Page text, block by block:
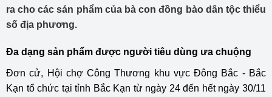
ra cho các sản phẩm của bà con đồng bào dân tộc thiểu
số địa phương.
Đa dạng sản phẩm được người tiêu dùng ưa chuộng
Đơn cử, Hội chợ Công Thương khu vực Đông Bắc - Bắc
Kạn tổ chức tại tỉnh Bắc Kạn từ ngày 24 đến hết ngày 30/11